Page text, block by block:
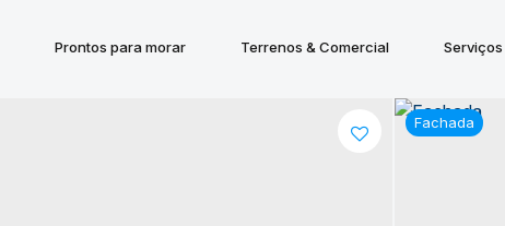
Serviços
Terrenos & Comercial
Prontos para morar
Fachada